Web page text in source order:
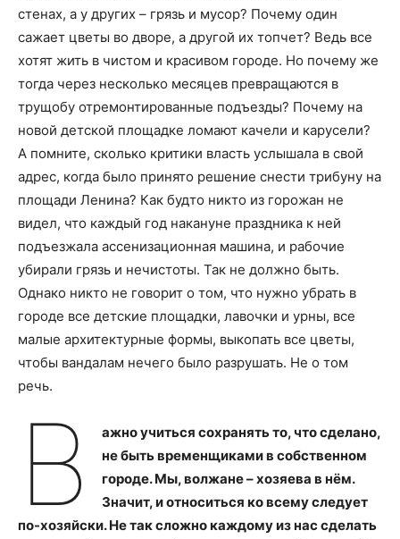
стенах, а у других – грязь и мусор? Почему один
сажает цветы во дворе, а другой их топчет? Ведь все
хотят жить в чистом и красивом городе. Но почему же
тогда через несколько месяцев превращаются в
трущобу отремонтированные подъезды? Почему на
новой детской площадке ломают качели и карусели?
А помните, сколько критики власть услышала в свой
адрес, когда было принято решение снести трибуну на
площади Ленина? Как будто никто из горожан не
видел, что каждый год накануне праздника к ней
подъезжала ассенизационная машина, и рабочие
убирали грязь и нечистоты. Так не должно быть.
Однако никто не говорит о том, что нужно убрать в
городе все детские площадки, лавочки и урны, все
малые архитектурные формы, выкопать все цветы,
чтобы вандалам нечего было разрушать. Не о том
речь.
В
ажно учиться сохранять то, что сделано,
не быть временщиками в собственном
городе. Мы, волжане – хозяева в нём.
Значит, и относиться ко всему следует
по-хозяйски. Не так сложно каждому из нас сделать